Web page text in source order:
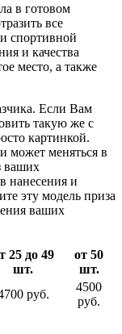
в готовом
все
спортивной
и качества
место, а также
Если Вам
такую же с
картинкой.
может меняться в
ваших
нанесения и
эту модель приза
ваших
25 до 49
шт.
от 50
шт.
руб.
4500
руб.